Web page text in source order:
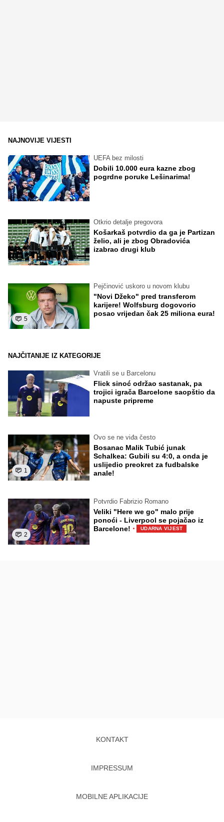
NAJNOVIJE VIJESTI
UEFA bez milosti
Dobili 10.000 eura kazne zbog
pogrdne poruke Lešinarima!
Otkrio detalje pregovora
Košarkaš potvrdio da ga je Partizan
želio, ali je zbog Obradovića
izabrao drugi klub
5
Pejčinović uskoro u novom klubu
"Novi Džeko" pred transferom
karijere! Wolfsburg dogovorio
posao vrijedan čak 25 miliona eura!
NAJČITANIJE IZ KATEGORIJE
Vratili se u Barcelonu
Flick sinoć održao sastanak, pa
trojici igrača Barcelone saopštio da
napuste pripreme
1
Ovo se ne viđa često
Bosanac Malik Tubić junak
Schalkea: Gubili su 4:0, a onda je
uslijedio preokret za fudbalske
anale!
2
Potvrdio Fabrizio Romano
Veliki "Here we go" malo prije
ponoći - Liverpool se pojačao iz
Barcelone! · UDARNA VIJEST
KONTAKT
IMPRESSUM
MOBILNE APLIKACIJE